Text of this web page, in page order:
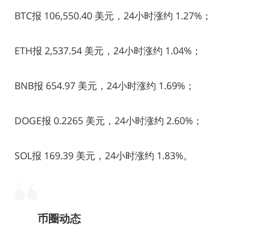
BTC报 106,550.40 美元，24小时涨约 1.27%；
ETH报 2,537.54 美元，24小时涨约 1.04%；
BNB报 654.97 美元，24小时涨约 1.69%；
DOGE报 0.2265 美元，24小时涨约 2.60%；
SOL报 169.39 美元，24小时涨约 1.83%。
币圈动态